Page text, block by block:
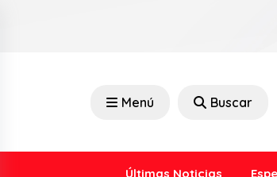
Menú Buscar
Últimas Noticias